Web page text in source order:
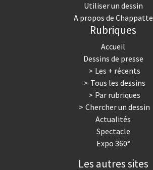
Utiliser un dessin
A propos de Chappatte
Rubriques
Accueil
Dessins de presse
Les + récents
Tous les dessins
Par rubriques
Chercher un dessin
Actualités
Spectacle
Expo 360°
Les autres sites